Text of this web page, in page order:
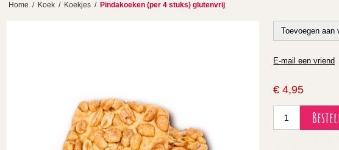
Home / Koek / Koekjes / Pindakoeken (per 4 stuks) glutenvrij
€ 4,95